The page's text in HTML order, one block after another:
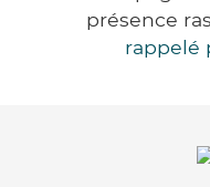
présence
rappelé